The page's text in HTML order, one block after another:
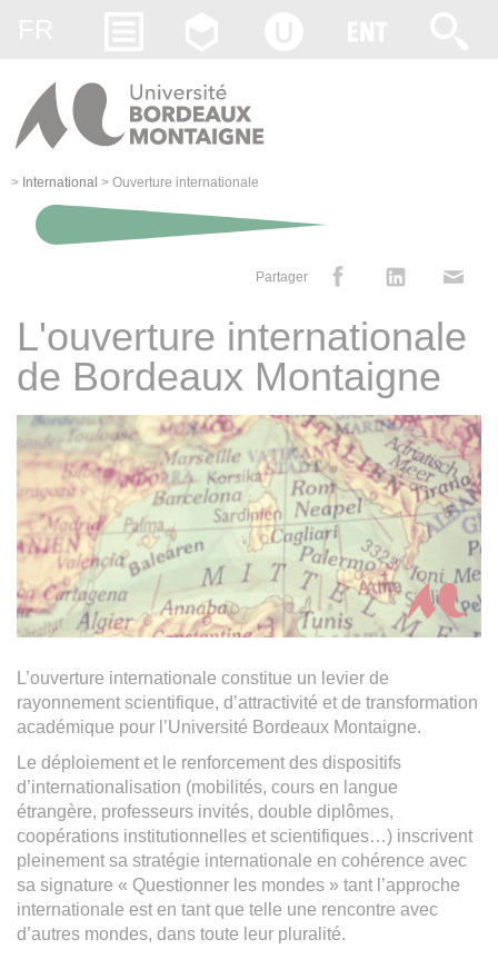
> International > Ouverture internationale
Partager
L'ouverture internationale
de Bordeaux Montaigne
L’ouverture internationale constitue un levier de
rayonnement scientifique, d’attractivité et de transformation
académique pour l’Université Bordeaux Montaigne.
Le déploiement et le renforcement des dispositifs
d’internationalisation (mobilités, cours en langue
étrangère, professeurs invités, double diplômes,
coopérations institutionnelles et scientifiques…) inscrivent
pleinement sa stratégie internationale en cohérence avec
sa signature « Questionner les mondes » tant l’approche
internationale est en tant que telle une rencontre avec
d’autres mondes, dans toute leur pluralité.